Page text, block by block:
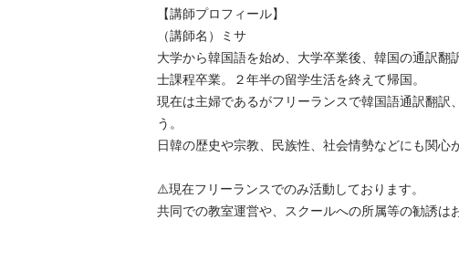
【講師プロフィール】
（講師名）ミサ
大学から韓国語を始め、大学卒業後、韓国の通訳翻
士課程卒業。２年半の留学生活を終えて帰国。
現在は主婦であるがフリーランスで韓国語通訳翻訳
う。
日韓の歴史や宗教、民族性、社会情勢などにも関心
⚠️現在フリーランスでのみ活動しております。
共同での教室運営や、スクールへの所属等の勧誘は